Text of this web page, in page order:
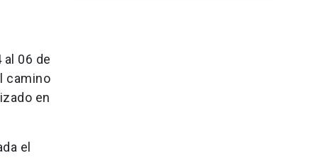
06 de
camino
en
el